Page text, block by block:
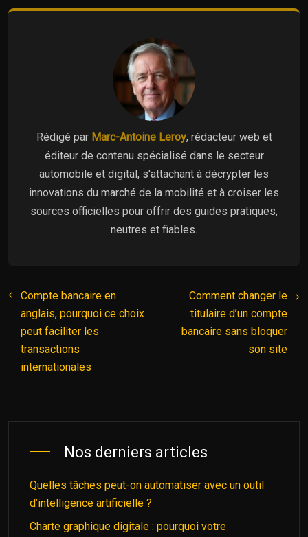
Rédigé par Marc-Antoine Leroy, rédacteur web et
éditeur de contenu spécialisé dans le secteur
automobile et digital, s'attachant à décrypter les
innovations du marché de la mobilité et à croiser les
sources officielles pour offrir des guides pratiques,
neutres et fiables.
Compte bancaire en
anglais, pourquoi ce choix
peut faciliter les
transactions
internationales
Comment changer le
titulaire d’un compte
bancaire sans bloquer
son site
Nos derniers articles
Quelles tâches peut-on automatiser avec un outil
d’intelligence artificielle ?
Charte graphique digitale : pourquoi votre